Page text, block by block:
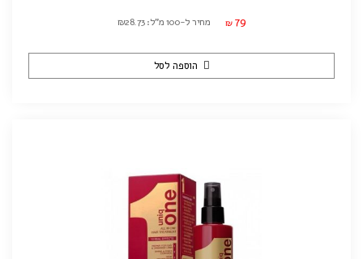
₪ 79 מחיר ל-100 מ"ל: ₪28.73
הוספה לסל